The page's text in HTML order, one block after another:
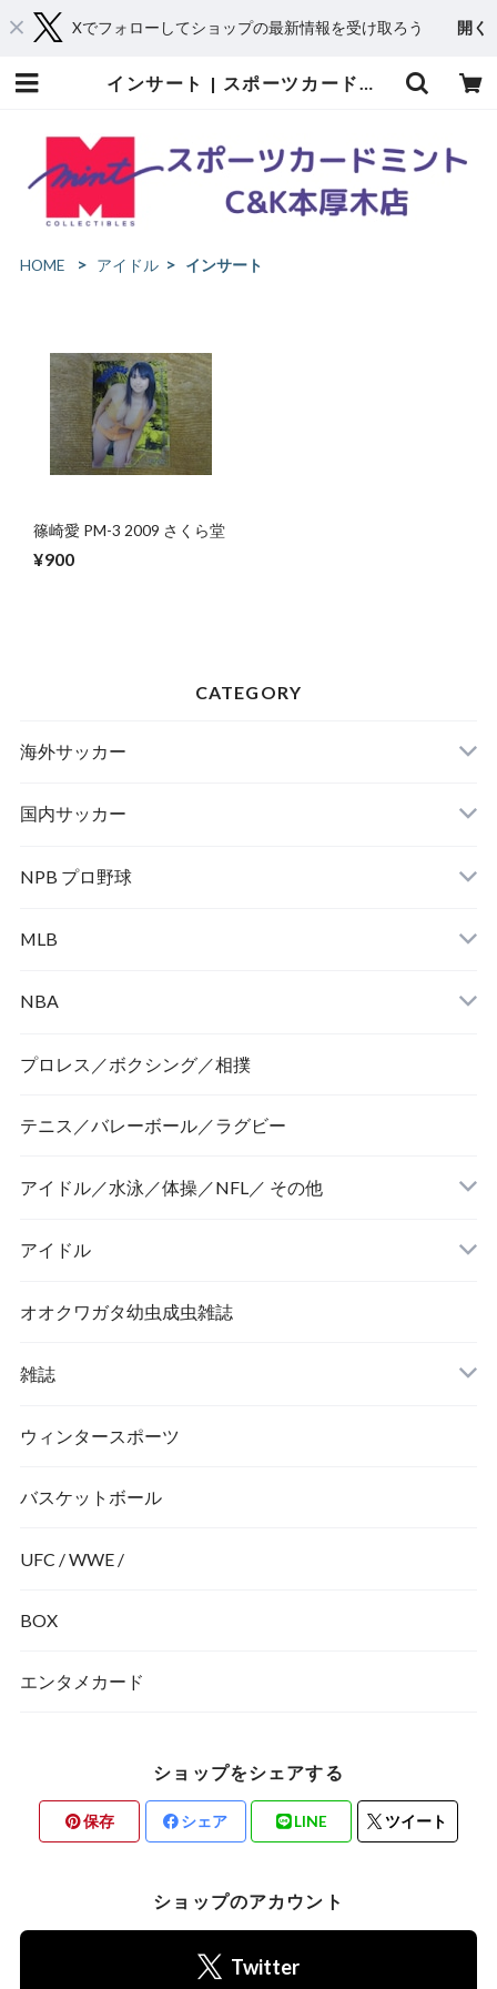
Xでフォローしてショップの最新情報を受け取ろう 開く
インサート | スポーツカードミントC&K本厚木店－オンラインショップ
HOME アイドル インサート
篠崎愛 PM-3 2009 さくら堂
¥900
CATEGORY
海外サッカー
国内サッカー
NPB プロ野球
MLB
NBA
プロレス／ボクシング／相撲
テニス／バレーボール／ラグビー
アイドル／水泳／体操／NFL／ その他
アイドル
オオクワガタ幼虫成虫雑誌
雑誌
ウィンタースポーツ
バスケットボール
UFC / WWE /
BOX
エンタメカード
ショップをシェアする
保存 シェア LINE ツイート
ショップのアカウント
Twitter